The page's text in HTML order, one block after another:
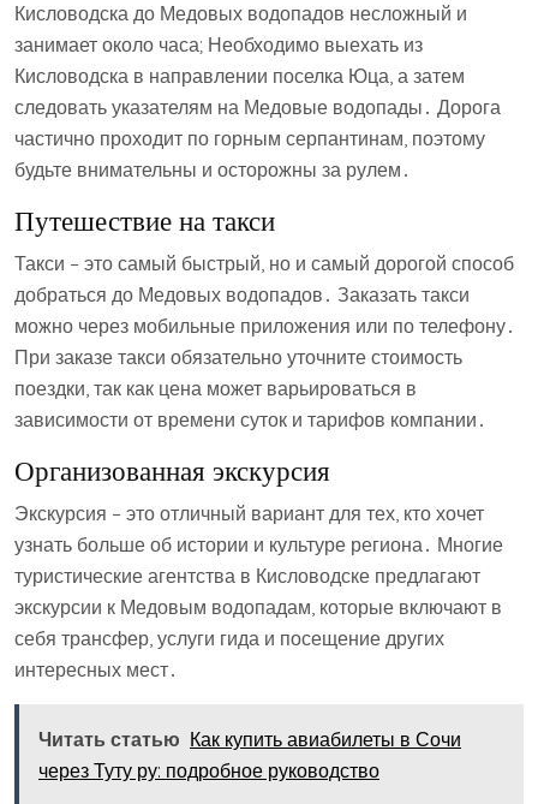
Кисловодска до Медовых водопадов несложный и
занимает около часа; Необходимо выехать из
Кисловодска в направлении поселка Юца, а затем
следовать указателям на Медовые водопады․ Дорога
частично проходит по горным серпантинам, поэтому
будьте внимательны и осторожны за рулем․
Путешествие на такси
Такси – это самый быстрый, но и самый дорогой способ
добраться до Медовых водопадов․ Заказать такси
можно через мобильные приложения или по телефону․
При заказе такси обязательно уточните стоимость
поездки, так как цена может варьироваться в
зависимости от времени суток и тарифов компании․
Организованная экскурсия
Экскурсия – это отличный вариант для тех, кто хочет
узнать больше об истории и культуре региона․ Многие
туристические агентства в Кисловодске предлагают
экскурсии к Медовым водопадам, которые включают в
себя трансфер, услуги гида и посещение других
интересных мест․
Читать статью Как купить авиабилеты в Сочи
через Туту ру: подробное руководство